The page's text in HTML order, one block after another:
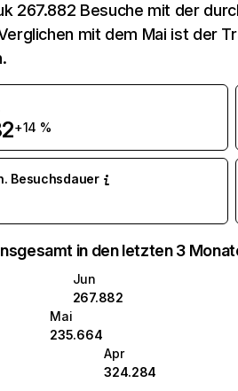
267.882 Besuche mit der
mit dem Mai ist der
+14 %
Besuchsdauer
in den letzten 3
Jun
267.882
Mai
235.664
Apr
324.284